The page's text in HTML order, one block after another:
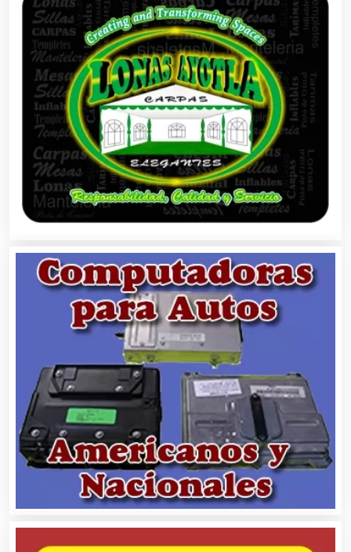
Alquiler de Trajes de Etiqueta
Alta Costura
Aluminio
Análisis Clínicos
Análisis de Aguas
Animadores de Eventos
Aparatos y Equipos Eléctricos